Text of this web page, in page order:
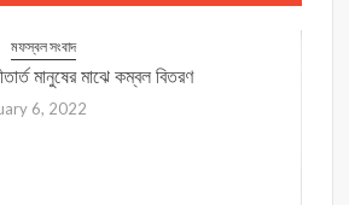
মফস্বল সংবাদ
মানুষের মাঝে কম্বল বিতরণ
6, 2022